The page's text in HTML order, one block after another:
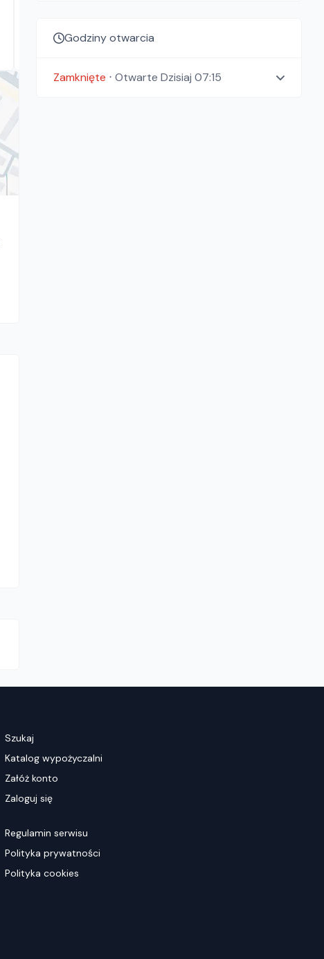
Godziny otwarcia
Zamknięte ⋅ Otwarte Dzisiaj 07:15
159.00
Warszawa, Łódź
Szukaj
Katalog wypożyczalni
Załóż konto
Zaloguj się
Regulamin serwisu
Polityka prywatności
Polityka cookies